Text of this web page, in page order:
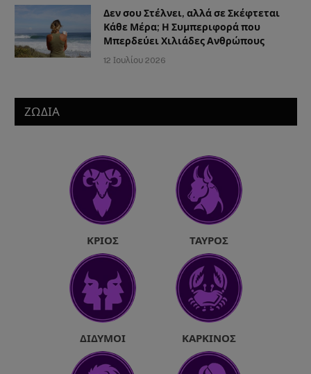
Δεν σου Στέλνει, αλλά σε Σκέφτεται
Κάθε Μέρα; Η Συμπεριφορά που
Μπερδεύει Χιλιάδες Ανθρώπους
12 Ιουλίου 2026
ΖΩΔΙΑ
ΚΡΙΌΣ ΤΑΎΡΟΣ
ΔΊΔΥΜΟΙ ΚΑΡΚΊΝΟΣ